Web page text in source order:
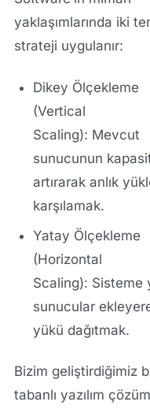
yaklaşımlarında iki
strateji uygulanır:
Dikey Ölçekleme
(Vertical
Scaling): Mevcut
sunucunun
artırarak anlık
karşılamak.
Yatay Ölçekleme
(Horizontal
Scaling): Sisteme
sunucular
yükü dağıtmak.
Bizim geliştirdiğimiz
tabanlı yazılım